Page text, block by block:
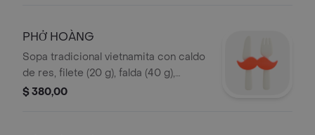
PHỞ HOÀNG
Sopa tradicional vietnamita con caldo
de res, filete (20 g), falda (40 g),
albóndigas (20 g), fideos de arroz,
$ 380,00